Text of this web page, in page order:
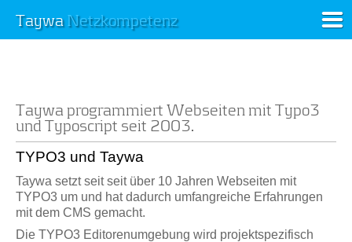
TaywaNetzkompetenz
Taywa programmiert Webseiten mit Typo3
und Typoscript seit 2003.
TYPO3 und Taywa
Taywa setzt seit seit über 10 Jahren Webseiten mit
TYPO3 um und hat dadurch umfangreiche Erfahrungen
mit dem CMS gemacht.
Die TYPO3 Editorenumgebung wird projektspezifisch